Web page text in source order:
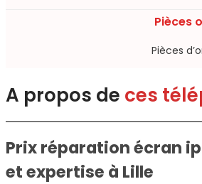
Pièces
Pièces
A propos de ces
Prix réparation écran
et expertise à Lille